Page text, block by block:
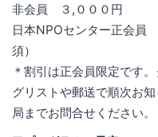
非会員 ３,０００円
日本NPOセンター正会員
須）
＊割引は正会員限定です
グリストや郵送で順次お
局までお問合せください。